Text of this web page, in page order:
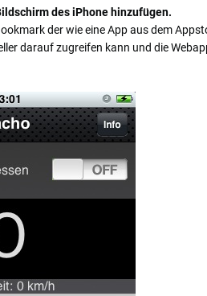
des iPhone hinzufügen.
der wie eine App aus dem
darauf zugreifen kann und die